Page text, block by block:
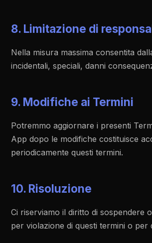
8. Limitazione di
Nella misura massima consentita
incidentali, speciali, danni
9. Modifiche ai Termini
Potremmo aggiornare i presenti
App dopo le modifiche costituisce
periodicamente questi termini.
10. Risoluzione
Ci riserviamo il diritto di sospendere
per violazione di questi termini o